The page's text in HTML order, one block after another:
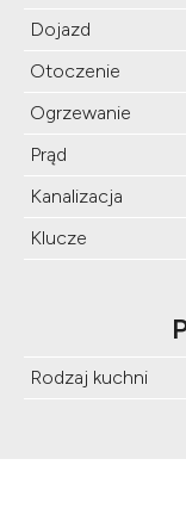
Dojazd
Otoczenie
Ogrzewanie
Prąd
Kanalizacja
Klucze
Rodzaj kuchni